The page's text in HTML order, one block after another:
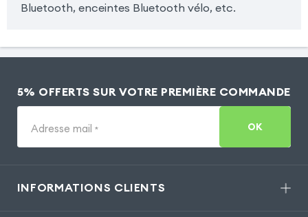
Bluetooth, enceintes Bluetooth vélo, etc.
5% OFFERTS SUR VOTRE PREMIÈRE COMMANDE
Adresse mail * OK
INFORMATIONS CLIENTS